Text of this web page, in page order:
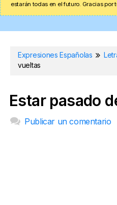
estarán todas en el futuro. Gracias por
Expresiones Españolas
vueltas
Estar pasado
Publicar un comentario